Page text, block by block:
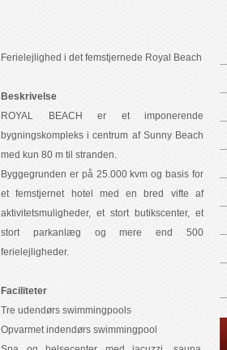
Ferielejlighed i det femstjernede Royal Beach
Beskrivelse
ROYAL BEACH er et imponerende
bygningskompleks i centrum af Sunny Beach
med kun 80 m til stranden.
Byggegrunden er på 25.000 kvm og basis for
et femstjernet hotel med en bred vifte af
aktivitetsmuligheder, et stort butikscenter, et
stort parkanlæg og mere end 500
ferielejligheder.
Faciliteter
Tre udendørs swimmingpools
Opvarmet indendørs swimmingpool